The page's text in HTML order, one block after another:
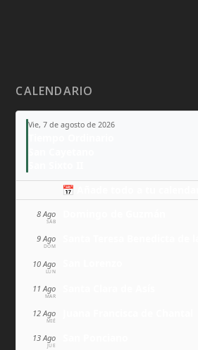
CALENDARIO
Vie, 7 de agosto de 2026
📅 Añade todo a tu
8 Ago
SÁB
9 Ago
DOM
10 Ago
LUN
11 Ago
MAR
12 Ago
MIÉ
13 Ago
JUE